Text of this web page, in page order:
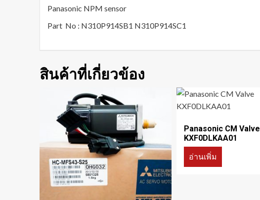
Panasonic NPM sensor
Part No : N310P914SB1 N310P914SC1
สินค้าที่เกี่ยวข้อง
Panasonic CM Valve
KXF0DLKAA01
อ่านเพิ่ม